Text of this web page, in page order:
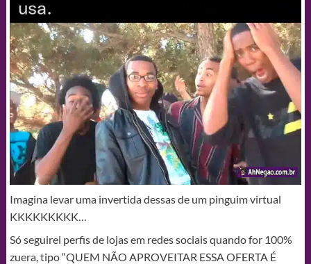
Imagina levar uma invertida dessas de um pinguim virtual
KKKKKKKKK…
Só seguirei perfis de lojas em redes sociais quando for 100%
zuera, tipo “QUEM NÃO APROVEITAR ESSA OFERTA É